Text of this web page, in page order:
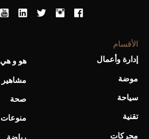
الأقسام
إدارة وأعمال
موضة
سياحة
تقنية
محركات
هو و هي
مشاهير
صحة
منوعات
رياضة